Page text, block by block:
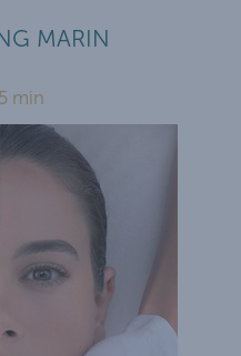
MARIN
min